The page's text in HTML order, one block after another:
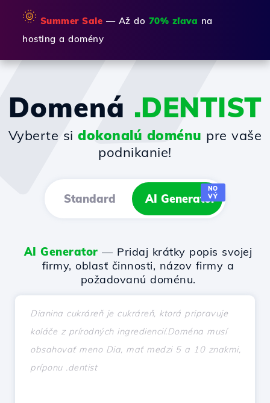
🌞 Summer Sale — Až do 70% zľava na
hosting a domény
Domená .DENTIST
Vyberte sidokonalú doménu pre vaše
podnikanie!
Standard AI Generator
NO
VÝ
AI Generator — Pridaj krátky popis svojej
firmy, oblasť činnosti, názov firmy a
požadovanú doménu.